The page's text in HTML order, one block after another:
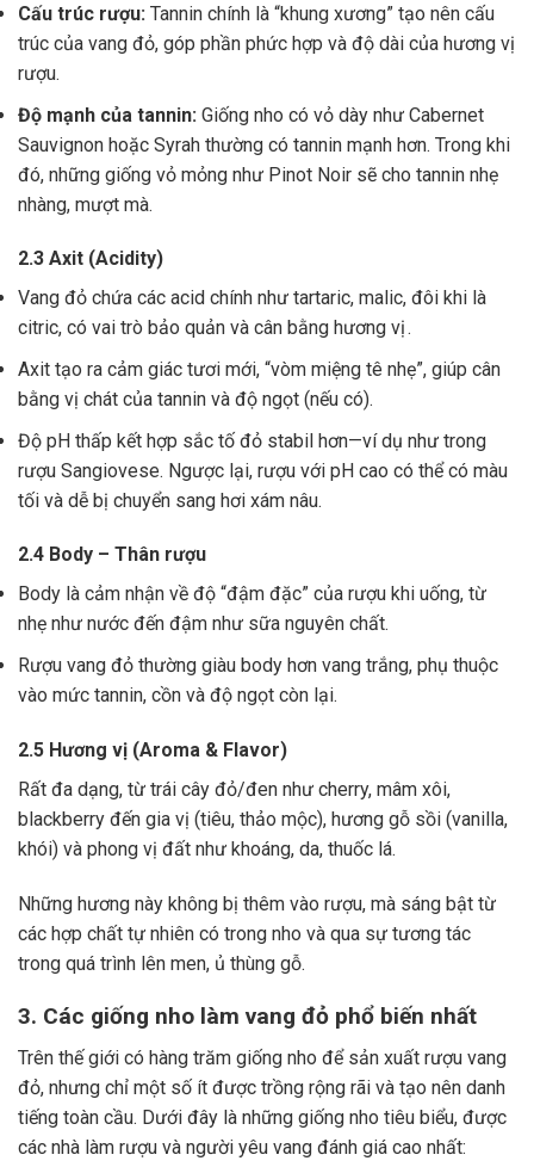
Cấu trúc rượu: Tannin chính là “khung xương” tạo nên cấu
trúc của vang đỏ, góp phần phức hợp và độ dài của hương vị
rượu.
Độ mạnh của tannin: Giống nho có vỏ dày như Cabernet
Sauvignon hoặc Syrah thường có tannin mạnh hơn. Trong khi
đó, những giống vỏ mỏng như Pinot Noir sẽ cho tannin nhẹ
nhàng, mượt mà.
2.3 Axit (Acidity)
Vang đỏ chứa các acid chính như tartaric, malic, đôi khi là
citric, có vai trò bảo quản và cân bằng hương vị .
Axit tạo ra cảm giác tươi mới, “vòm miệng tê nhẹ”, giúp cân
bằng vị chát của tannin và độ ngọt (nếu có).
Độ pH thấp kết hợp sắc tố đỏ stabil hơn—ví dụ như trong
rượu Sangiovese. Ngược lại, rượu với pH cao có thể có màu
tối và dễ bị chuyển sang hơi xám nâu.
2.4 Body – Thân rượu
Body là cảm nhận về độ “đậm đặc” của rượu khi uống, từ
nhẹ như nước đến đậm như sữa nguyên chất.
Rượu vang đỏ thường giàu body hơn vang trắng, phụ thuộc
vào mức tannin, cồn và độ ngọt còn lại.
2.5 Hương vị (Aroma & Flavor)
Rất đa dạng, từ trái cây đỏ/đen như cherry, mâm xôi,
blackberry đến gia vị (tiêu, thảo mộc), hương gỗ sồi (vanilla,
khói) và phong vị đất như khoáng, da, thuốc lá.
Những hương này không bị thêm vào rượu, mà sáng bật từ
các hợp chất tự nhiên có trong nho và qua sự tương tác
trong quá trình lên men, ủ thùng gỗ.
3. Các giống nho làm vang đỏ phổ biến nhất
Trên thế giới có hàng trăm giống nho để sản xuất rượu vang
đỏ, nhưng chỉ một số ít được trồng rộng rãi và tạo nên danh
tiếng toàn cầu. Dưới đây là những giống nho tiêu biểu, được
các nhà làm rượu và người yêu vang đánh giá cao nhất: